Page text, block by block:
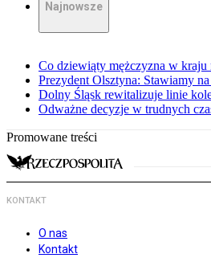
Najnowsze
Co dziewiąty mężczyzna w kraju
Prezydent Olsztyna: Stawiamy
Dolny Śląsk rewitalizuje linie
Odważne decyzje w trudnych
Promowane treści
KONTAKT
O nas
Kontakt